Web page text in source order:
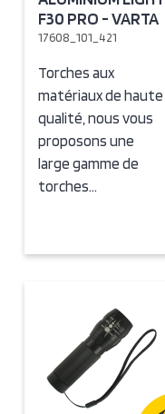
F30 PRO - VARTA
17608_101_421
Torches aux
matériaux de haute
qualité, nous vous
proposons une
large gamme de
torches…